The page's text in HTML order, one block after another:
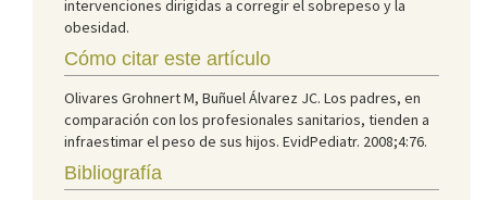
intervenciones dirigidas a corregir el sobrepeso y la
obesidad.
Cómo citar este artículo
Olivares Grohnert M, Buñuel Álvarez JC. Los padres, en
comparación con los profesionales sanitarios, tienden a
infraestimar el peso de sus hijos. EvidPediatr. 2008;4:76.
Bibliografía